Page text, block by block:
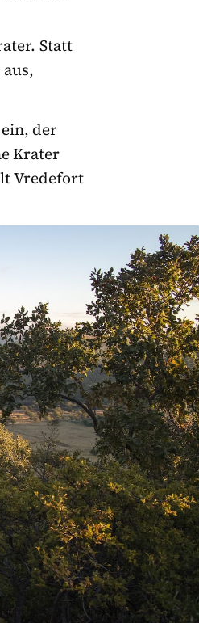
Statt
der
Krater
Vredefort